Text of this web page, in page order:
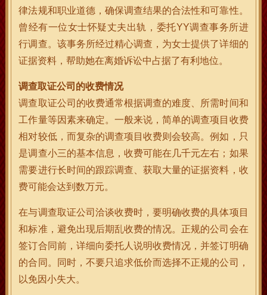
律法规和职业道德，确保调查结果的合法性和可靠性。
曾经有一位女士怀疑丈夫出轨，委托YY调查事务所进
行调查。该事务所经过精心调查，为女士提供了详细的
证据资料，帮助她在离婚诉讼中占据了有利地位。
调查取证公司的收费情况
调查取证公司的收费通常根据调查的难度、所需时间和
工作量等因素来确定。一般来说，简单的调查项目收费
相对较低，而复杂的调查项目收费则会较高。例如，只
是调查小三的基本信息，收费可能在几千元左右；如果
需要进行长时间的跟踪调查、获取大量的证据资料，收
费可能会达到数万元。
在与调查取证公司洽谈收费时，要明确收费的具体项目
和标准，避免出现后期乱收费的情况。正规的公司会在
签订合同前，详细向委托人说明收费情况，并签订明确
的合同。同时，不要只追求低价而选择不正规的公司，
以免因小失大。